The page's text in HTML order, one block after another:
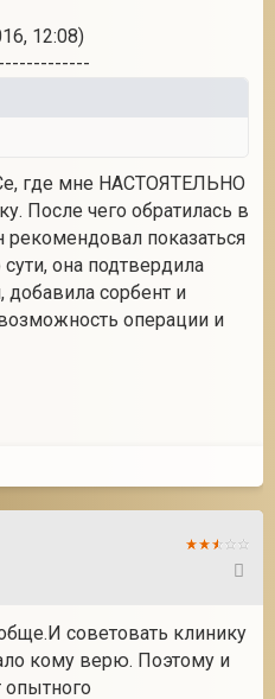
12:08)
где мне НАСТОЯТЕЛЬНО
После чего обратилась в
показаться
она подтвердила
добавила сорбент и
операции и
советовать клинику
кому верю. Поэтому и
опытного